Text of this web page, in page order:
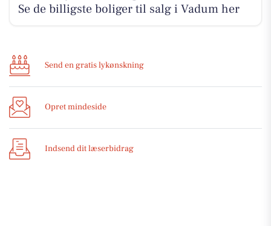
Se de billigste boliger til salg i Vadum her
Send en gratis lykønskning
Opret mindeside
Indsend dit læserbidrag